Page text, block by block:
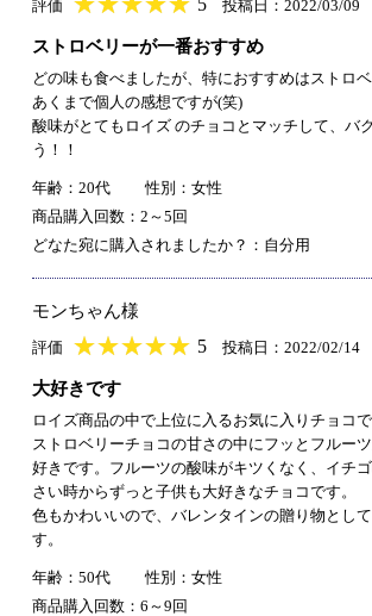
評価 投稿日：2022/03/09
ストロベリーが一番おすすめ
どの味も食べましたが、特におすすめはストロ
あくまで個人の感想ですが(笑)
酸味がとてもロイズ のチョコとマッチして、バ
う！！
年齢：20代
性別：女性
商品購入回数：2～5回
どなた宛に購入されましたか？：自分用
モンちゃん様
評価 ★★★★★
★★★★★ 5 投稿日：2022/02/14
大好きです
ロイズ商品の中で上位に入るお気に入りチョコで
ストロベリーチョコの甘さの中にフッとフルー
好きです。フルーツの酸味がキツくなく、イチ
さい時からずっと子供も大好きなチョコです。
色もかわいいので、バレンタインの贈り物とし
す。
年齢：50代
性別：女性
商品購入回数：6～9回